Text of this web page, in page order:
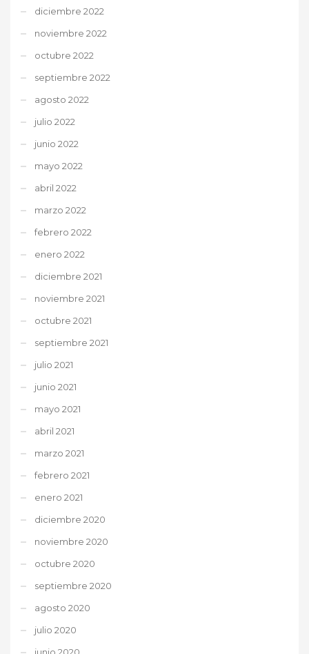
diciembre 2022
noviembre 2022
octubre 2022
septiembre 2022
agosto 2022
julio 2022
junio 2022
mayo 2022
abril 2022
marzo 2022
febrero 2022
enero 2022
diciembre 2021
noviembre 2021
octubre 2021
septiembre 2021
julio 2021
junio 2021
mayo 2021
abril 2021
marzo 2021
febrero 2021
enero 2021
diciembre 2020
noviembre 2020
octubre 2020
septiembre 2020
agosto 2020
julio 2020
junio 2020